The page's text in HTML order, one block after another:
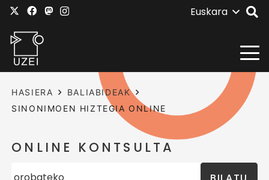
Euskara
HASIERA
BALIABIDEAK
SINONIMOEN HIZTEGIA ONLINE
ONLINE KONTSULTA